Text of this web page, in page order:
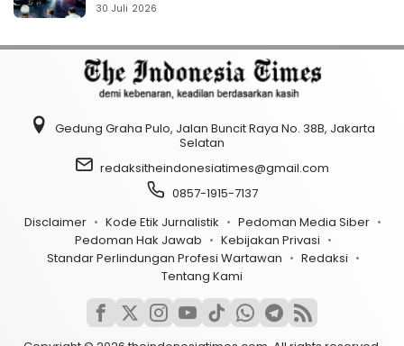
30 Juli 2026
Gedung Graha Pulo, Jalan Buncit Raya No. 38B, Jakarta
Selatan
redaksitheindonesiatimes@gmail.com
0857-1915-7137
Disclaimer
Kode Etik Jurnalistik
Pedoman Media Siber
Pedoman Hak Jawab
Kebijakan Privasi
Standar Perlindungan Profesi Wartawan
Redaksi
Tentang Kami